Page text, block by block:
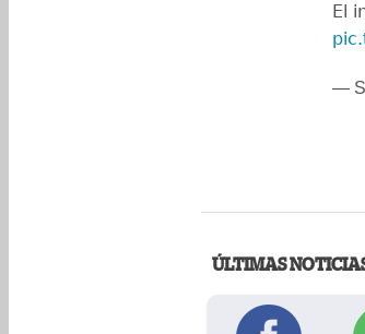
El
—
ÚLTIMAS